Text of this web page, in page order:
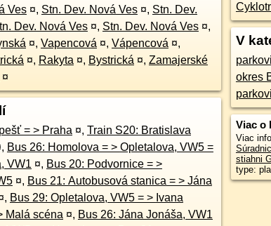
Ves ¤, Stn. Dev. Nová Ves ¤, Stn. Dev.
Dev. Nová Ves ¤, Stn. Dev. Nová Ves ¤,
¤, Vapencová ¤, Vápencová ¤,
¤, Rakyta ¤, Bystrická ¤, Zamajerské
¤
EN 476: Budapešť = > Praha ¤, Train S20: Bratislava
, Bus 26: Homolova = > Opletalova, VW5 =
VW1 ¤, Bus 20: Podvornice = >
¤, Bus 21: Autobusová stanica = > Jána
, Bus 29: Opletalova, VW5 = > Ivana
Bukovčana = > Malá scéna ¤, Bus 26: Jána Jonáša, VW1
V
okres
Viac o
Viac
stiahni
type: